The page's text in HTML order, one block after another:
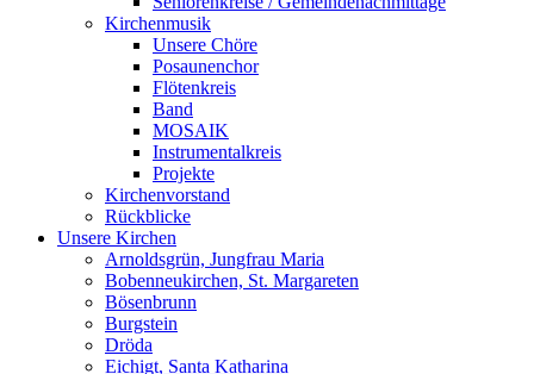
Kirchenmusik
Unsere Chöre
Posaunenchor
Flötenkreis
Band
MOSAIK
Instrumentalkreis
Projekte
Kirchenvorstand
Rückblicke
Unsere Kirchen
Arnoldsgrün, Jungfrau Maria
Bobenneukirchen, St. Margareten
Bösenbrunn
Burgstein
Dröda
Eichigt, Santa Katharina